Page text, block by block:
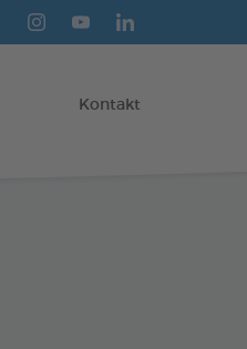
Kontakt